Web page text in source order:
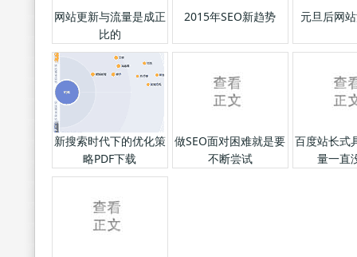
网站更新与流量是成正
比的
2015年SEO新趋势 元旦后网
新搜索时代下的优化策
略PDF下载
做SEO面对困难就是要
不断尝试
百度站长式
量一直